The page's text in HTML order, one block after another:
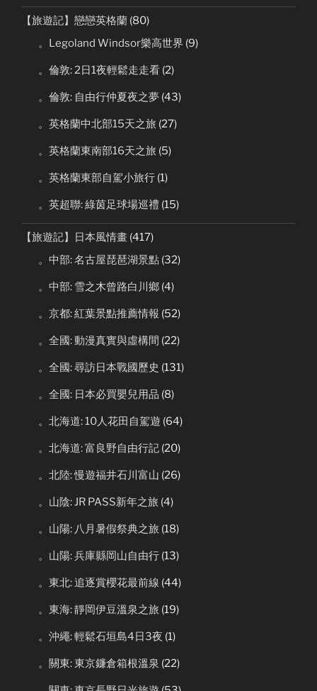
【旅遊記】戀戀英格蘭 (80)
。Legoland Windsor樂高世界 (9)
。倫敦: 2日1夜輕鬆走走看 (2)
。倫敦: 自由行仲夏夜之夢 (43)
。英格蘭中北部15天之旅 (27)
。英格蘭東南部16天之旅 (5)
。英格蘭東部自駕小旅行 (1)
。英超聯: 綠茵足球場巡禮 (15)
【旅遊記】日本風情畫 (417)
。中部: 名古屋琵琶湖景點 (32)
。中部: 雪之木曾路白川鄉 (4)
。京都: 紅葉景點推薦情報 (52)
。全國: 動漫真實與虛構間 (22)
。全國: 尋訪日本戰國歷史 (131)
。全國: 日本必買嬰兒用品 (8)
。北海道: 10人花田自駕遊 (64)
。北海道: 富良野自由行記 (20)
。北陸: 慢遊福井石川富山 (26)
。山陰: JR PASS新年之旅 (4)
。山陽: 八月暑假祭典之旅 (18)
。山陽: 兵庫縣岡山自由行 (13)
。東北: 追逐賞櫻花最前線 (44)
。東海: 靜岡伊豆溫泉之旅 (19)
。沖繩: 輕鬆石垣島4日3夜 (1)
。關東: 東京鐮倉箱根溫泉 (22)